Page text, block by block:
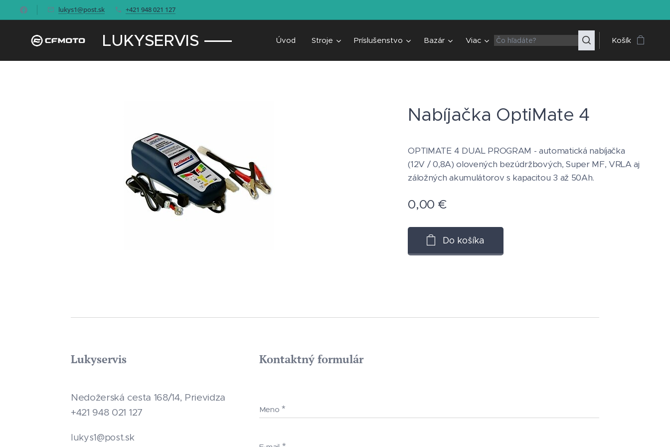
lukys1@post.sk +421 948 021 127
LUKYSERVIS Úvod Stroje Príslušenstvo Bazár Viac Košík
Nabíjačka OptiMate 4
OPTIMATE 4 DUAL PROGRAM - automatická nabíjačka
(12V / 0,8A) olovených bezúdržbových, Super MF, VRLA aj
záložných akumulátorov s kapacitou 3 až 50Ah.
0,00 €
Do košíka
Lukyservis
Nedožerská cesta 168/14, Prievidza
+421 948 021 127
lukys1@post.sk
Kontaktný formulár
Meno